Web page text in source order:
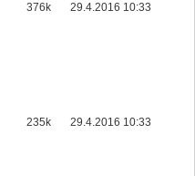
376k 29.4.2016 10:33
235k 29.4.2016 10:33